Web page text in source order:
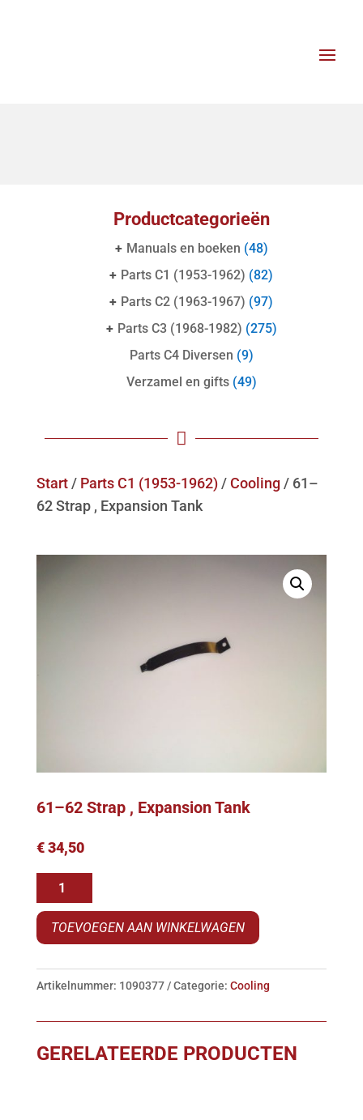
Productcategorieën
+ Manuals en boeken (48)
+ Parts C1 (1953-1962) (82)
+ Parts C2 (1963-1967) (97)
+ Parts C3 (1968-1982) (275)
Parts C4 Diversen (9)
Verzamel en gifts (49)

Start/ Parts C1 (1953-1962)/Cooling/ 61–
62 Strap , Expansion Tank
61–62 Strap , Expansion Tank
€34,50
-62
Strap
Expansion
aantal
TOEVOEGEN AAN WINKELWAGEN
Artikelnummer: 1090377 Categorie: Cooling
GERELATEERDE PRODUCTEN